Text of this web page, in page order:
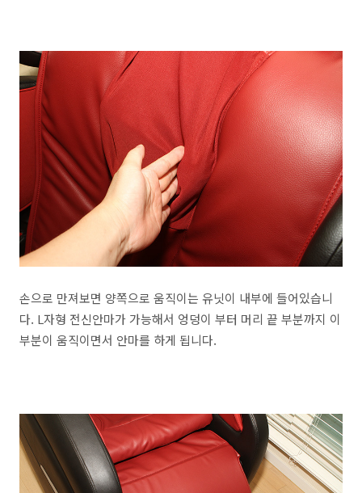
손으로 만져보면 양쪽으로 움직이는 유닛이 내부에 들어있습니
다. L자형 전신안마가 가능해서 엉덩이 부터 머리 끝 부분까지 이
부분이 움직이면서 안마를 하게 됩니다.